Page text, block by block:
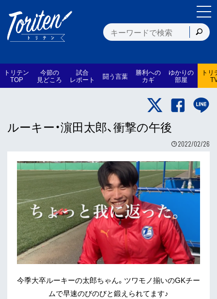
トリテン
TOP
今節の
見どころ
試合
レポート 闘う言葉 勝利への
カギ
ゆかりの
部屋
トリ
ルーキー・濵田太郎、衝撃の午後
2022/02/26
今季大卒ルーキーの太郎ちゃん。ツワモノ揃いのGKチー
ムで早速のびのびと鍛えられてます♪